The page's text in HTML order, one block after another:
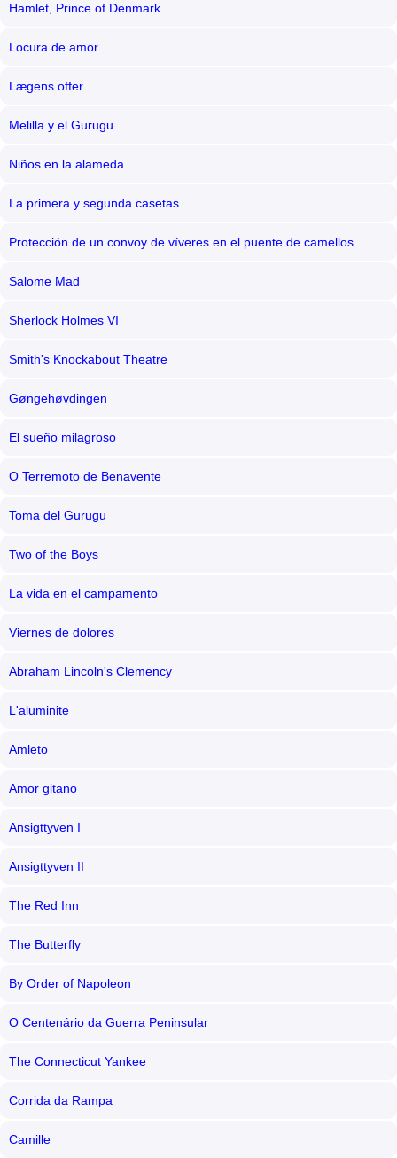
Hamlet, Prince of Denmark
Locura de amor
Lægens offer
Melilla y el Gurugu
Niños en la alameda
La primera y segunda casetas
Protección de un convoy de víveres en el puente de camellos
Salome Mad
Sherlock Holmes VI
Smith's Knockabout Theatre
Gøngehøvdingen
El sueño milagroso
O Terremoto de Benavente
Toma del Gurugu
Two of the Boys
La vida en el campamento
Viernes de dolores
Abraham Lincoln's Clemency
L'aluminite
Amleto
Amor gitano
Ansigttyven I
Ansigttyven II
The Red Inn
The Butterfly
By Order of Napoleon
O Centenário da Guerra Peninsular
The Connecticut Yankee
Corrida da Rampa
Camille